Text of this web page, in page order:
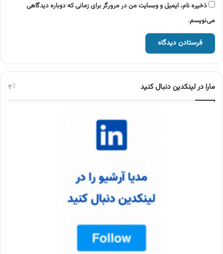
ذخیره نام، ایمیل و وبسایت من در مرورگر برای زمانی که دوباره دیدگاهی
می‌نویسم.
مارا در لینکدین دنبال کنید